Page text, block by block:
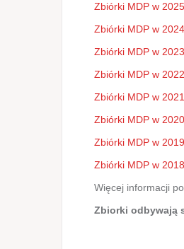
Zbiórki MDP w
Zbiórki MDP w
Zbiórki MDP w
Zbiórki MDP w
Zbiórki MDP w
Zbiórki MDP w
Zbiórki MDP w
Zbiórki MDP w
Więcej informacji
Zbiorki odbywają